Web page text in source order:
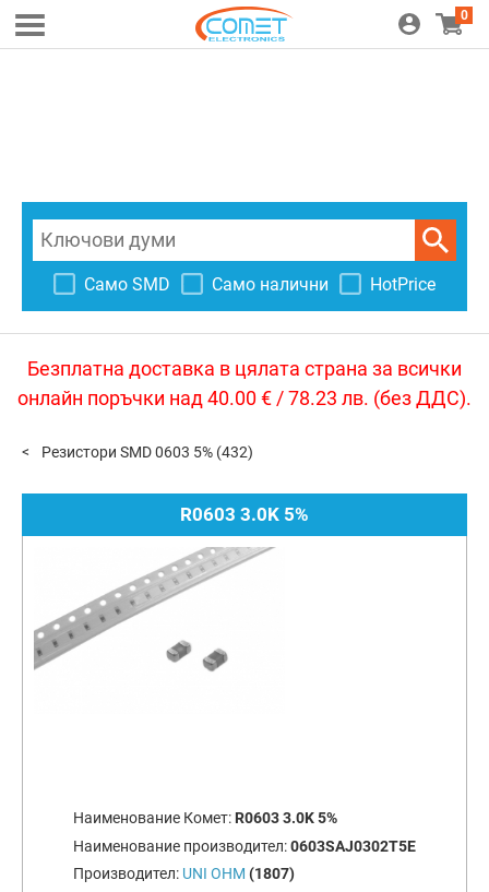
0
Само SMD Само налични HotPrice
Безплатна доставка в цялата страна за всички
онлайн поръчки над 40.00 € / 78.23 лв. (без ДДС).
Резистори SMD 0603 5% (432)
R0603 3.0K 5%
Наименование Комет: R0603 3.0K 5%
Наименование производител:0603SAJ0302T5E
Производител: UNI OHM (1807)